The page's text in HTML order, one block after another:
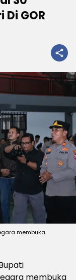
GOR
membuka
membuka